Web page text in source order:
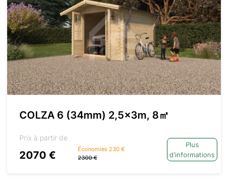
COLZA 6 (34mm) 2,5x3m, 8㎡
Prix à partir de
2070 €
Économies 230 €
2300 €
Plus
d'informations